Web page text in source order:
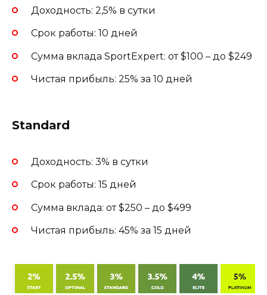
Доходность: 2,5% в сутки
Срок работы: 10 дней
Сумма вклада SportExpert: от $100 – до $249
Чистая прибыль: 25% за 10 дней
Standard
Доходность: 3% в сутки
Срок работы: 15 дней
Сумма вклада: от $250 – до $499
Чистая прибыль: 45% за 15 дней